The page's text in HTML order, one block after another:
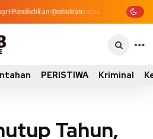
Pendidikan Temukan
Siswa SDN Kanar Belajar di
Eksekutif-Legislatif, Wabup
Tujuh Kontainer
PERISTIWA Kriminal
Tahun,